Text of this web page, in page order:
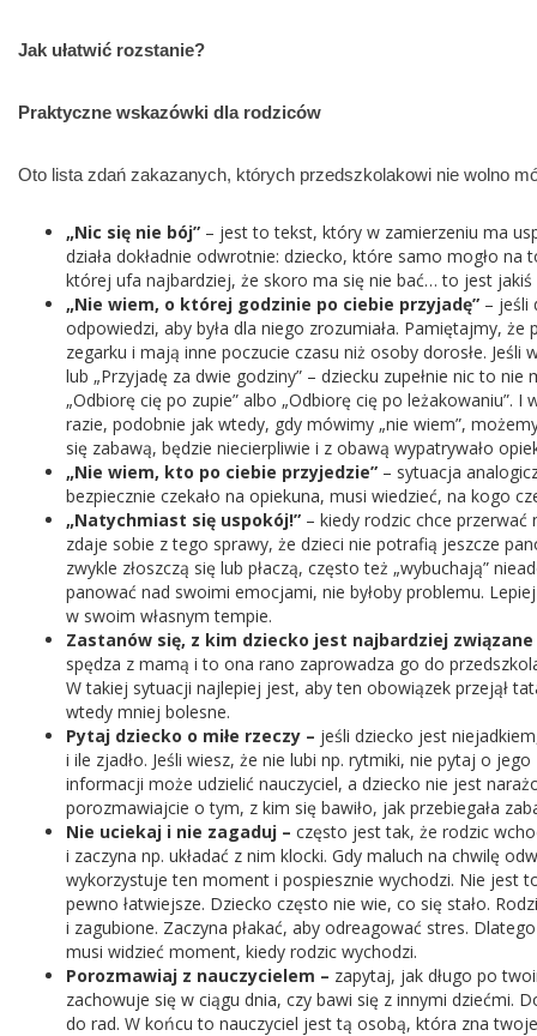
Jak ułatwić rozstanie?
Praktyczne wskazówki dla rodziców
Oto lista zdań zakazanych, których przedszkolakowi nie wolno
„Nic się nie bój” – jest to tekst, który w zamierzeniu ma
działa dokładnie odwrotnie: dziecko, które samo mogło na
której ufa najbardziej, że skoro ma się nie bać… to jest
„Nie wiem, o której godzinie po ciebie przyjadę” – jeśli
odpowiedzi, aby była dla niego zrozumiała. Pamiętajmy,
zegarku i mają inne poczucie czasu niż osoby dorosłe.
lub „Przyjadę za dwie godziny” – dziecku zupełnie nic to
„Odbiorę cię po zupie” albo „Odbiorę cię po leżakowaniu”.
razie, podobnie jak wtedy, gdy mówimy „nie wiem”,
się zabawą, będzie niecierpliwie i z obawą wypatrywało
„Nie wiem, kto po ciebie przyjedzie” – sytuacja
bezpiecznie czekało na opiekuna, musi wiedzieć, na kogo
„Natychmiast się uspokój!” – kiedy rodzic chce przerwać
zdaje sobie z tego sprawy, że dzieci nie potrafią jeszcze
zwykle złoszczą się lub płaczą, często też „wybuchają”
panować nad swoimi emocjami, nie byłoby problemu.
w swoim własnym tempie.
Zastanów się, z kim dziecko jest najbardziej
spędza z mamą i to ona rano zaprowadza go do
W takiej sytuacji najlepiej jest, aby ten obowiązek przejął
wtedy mniej bolesne.
Pytaj dziecko o miłe rzeczy – jeśli dziecko jest
i ile zjadło. Jeśli wiesz, że nie lubi np. rytmiki, nie pytaj o
informacji może udzielić nauczyciel, a dziecko nie jest
porozmawiajcie o tym, z kim się bawiło, jak przebiegała
Nie uciekaj i nie zagaduj – często jest tak, że rodzic
i zaczyna np. układać z nim klocki. Gdy maluch na chwilę
wykorzystuje ten moment i pospiesznie wychodzi. Nie jest
pewno łatwiejsze. Dziecko często nie wie, co się stało.
i zagubione. Zaczyna płakać, aby odreagować stres.
musi widzieć moment, kiedy rodzic wychodzi.
Porozmawiaj z nauczycielem – zapytaj, jak długo po
zachowuje się w ciągu dnia, czy bawi się z innymi dziećmi.
do rad. W końcu to nauczyciel jest tą osobą, która zna